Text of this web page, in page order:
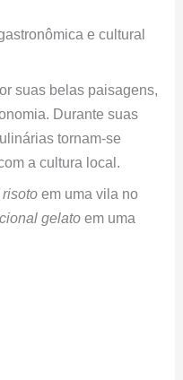
e cultural
suas belas paisagens,
Durante suas
tornam-se
a cultura local.
em uma vila no
gelato em uma